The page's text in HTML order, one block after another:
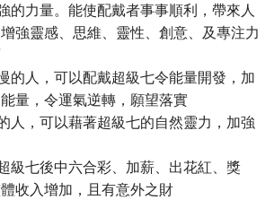
的力量。能使配戴者事事順利，帶來人
強靈感、思維、靈性、創意、及專注力
的人，可以配戴超級七令能量開發，加
量，令運氣逆轉，願望落實
人，可以藉著超級七的自然靈力，加強
級七後中六合彩、加薪、出花紅、獎
收入增加，且有意外之財